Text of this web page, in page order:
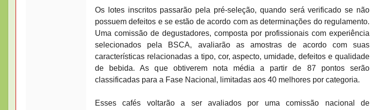
Os lotes inscritos passarão pela pré-seleção, quando será verificado se não
possuem defeitos e se estão de acordo com as determinações do regulamento.
Uma comissão de degustadores, composta por profissionais com experiência
selecionados pela BSCA, avaliarão as amostras de acordo com suas
características relacionadas a tipo, cor, aspecto, umidade, defeitos e qualidade
de bebida. As que obtiverem nota média a partir de 87 pontos serão
classificadas para a Fase Nacional, limitadas aos 40 melhores por categoria.
Esses cafés voltarão a ser avaliados por uma comissão nacional de